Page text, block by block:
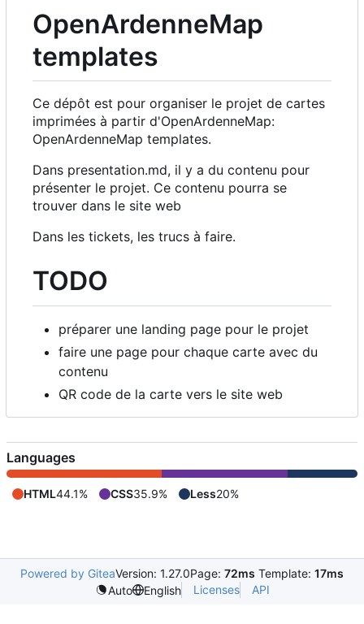
OpenArdenneMap
templates
Ce dépôt est pour organiser le projet de cartes
imprimées à partir d'OpenArdenneMap:
OpenArdenneMap templates.
Dans presentation.md, il y a du contenu pour
présenter le projet. Ce contenu pourra se
trouver dans le site web
Dans les tickets, les trucs à faire.
TODO
préparer une landing page pour le projet
faire une page pour chaque carte avec du
contenu
QR code de la carte vers le site web
Languages
HTML44.1% CSS35.9% Less20%
Powered by GiteaVersion: 1.27.0Page: 72ms Template: 17ms
Auto
English Licenses API